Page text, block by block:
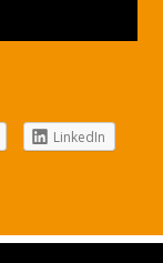
LinkedIn